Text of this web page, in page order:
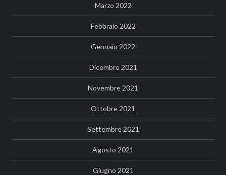
Marzo 2022
Febbraio 2022
Gennaio 2022
Dicembre 2021
Novembre 2021
Ottobre 2021
Settembre 2021
Agosto 2021
Giugno 2021